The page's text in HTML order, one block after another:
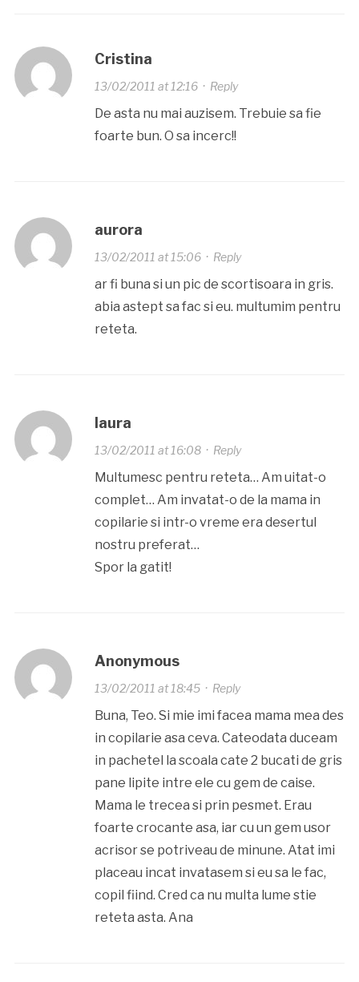
Cristina
13/02/2011 at 12:16· Reply
De asta nu mai auzisem. Trebuie sa fie
foarte bun. O sa incerc!!
aurora
13/02/2011 at 15:06· Reply
ar fi buna si un pic de scortisoara in gris.
abia astept sa fac si eu. multumim pentru
reteta.
laura
13/02/2011 at 16:08· Reply
Multumesc pentru reteta… Am uitat-o
complet… Am invatat-o de la mama in
copilarie si intr-o vreme era desertul
nostru preferat…
Spor la gatit!
Anonymous
13/02/2011 at 18:45· Reply
Buna, Teo. Si mie imi facea mama mea des
in copilarie asa ceva. Cateodata duceam
in pachetel la scoala cate 2 bucati de gris
pane lipite intre ele cu gem de caise.
Mama le trecea si prin pesmet. Erau
foarte crocante asa, iar cu un gem usor
acrisor se potriveau de minune. Atat imi
placeau incat invatasem si eu sa le fac,
copil fiind. Cred ca nu multa lume stie
reteta asta. Ana